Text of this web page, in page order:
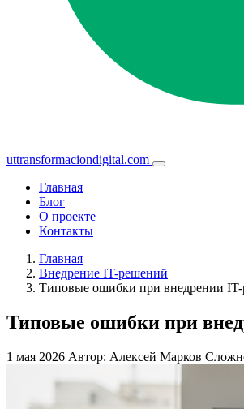
uttransformaciondigital.com
Главная
Блог
О проекте
Контакты
Главная
Внедрение IT-решений
Типовые ошибки при внедрении
Типовые ошибки при
1 мая 2026 Автор: Алексей Марков